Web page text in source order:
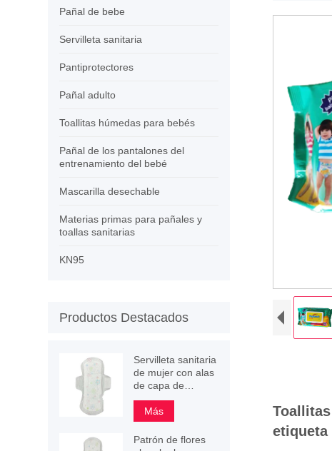
etiqueta
Pañal de bebe
Servilleta sanitaria
Pantiprotectores
Pañal adulto
Toallitas húmedas para bebés
Pañal de los pantalones del
entrenamiento del bebé
Mascarilla desechable
Materias primas para pañales y
toallas sanitarias
KN95
Productos Destacados
Servilleta sanitaria
de mujer con alas
de capa de
protección
absorbente con
estampado de
flores
Más
Patrón de flores